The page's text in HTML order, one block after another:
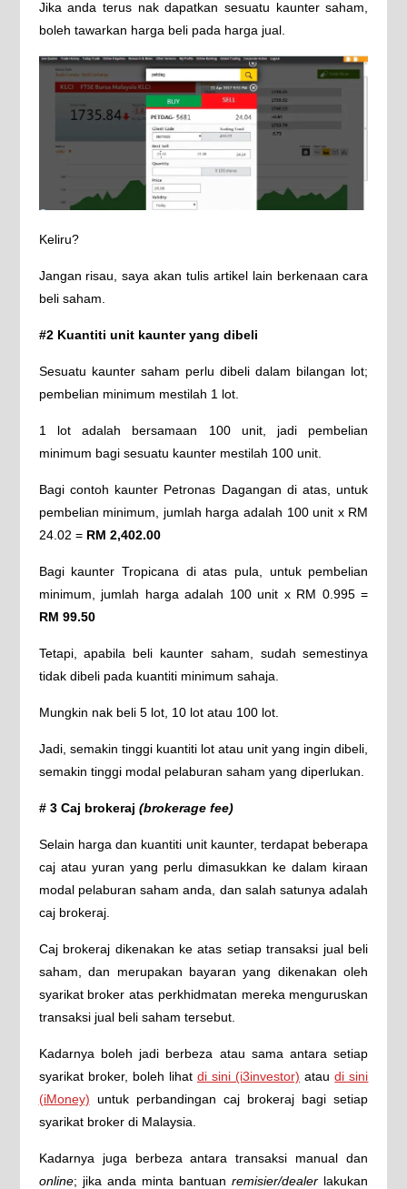
Jika anda terus nak dapatkan sesuatu kaunter saham,
boleh tawarkan harga beli pada harga jual.
Keliru?
Jangan risau, saya akan tulis artikel lain berkenaan cara
beli saham.
#2 Kuantiti unit kaunter yang dibeli
Sesuatu kaunter saham perlu dibeli dalam bilangan lot;
pembelian minimum mestilah 1 lot.
1 lot adalah bersamaan 100 unit, jadi pembelian
minimum bagi sesuatu kaunter mestilah 100 unit.
Bagi contoh kaunter Petronas Dagangan di atas, untuk
pembelian minimum, jumlah harga adalah 100 unit x RM
24.02 = RM 2,402.00
Bagi kaunter Tropicana di atas pula, untuk pembelian
minimum, jumlah harga adalah 100 unit x RM 0.995 =
RM 99.50
Tetapi, apabila beli kaunter saham, sudah semestinya
tidak dibeli pada kuantiti minimum sahaja.
Mungkin nak beli 5 lot, 10 lot atau 100 lot.
Jadi, semakin tinggi kuantiti lot atau unit yang ingin dibeli,
semakin tinggi modal pelaburan saham yang diperlukan.
# 3 Caj brokeraj (brokerage fee)
Selain harga dan kuantiti unit kaunter, terdapat beberapa
caj atau yuran yang perlu dimasukkan ke dalam kiraan
modal pelaburan saham anda, dan salah satunya adalah
caj brokeraj.
Caj brokeraj dikenakan ke atas setiap transaksi jual beli
saham, dan merupakan bayaran yang dikenakan oleh
syarikat broker atas perkhidmatan mereka menguruskan
transaksi jual beli saham tersebut.
Kadarnya boleh jadi berbeza atau sama antara setiap
syarikat broker, boleh lihat di sini (i3investor) ataudi sini
(iMoney) untuk perbandingan caj brokeraj bagi setiap
syarikat broker di Malaysia.
Kadarnya juga berbeza antara transaksi manual dan
online; jika anda minta bantuanremisier/dealer lakukan